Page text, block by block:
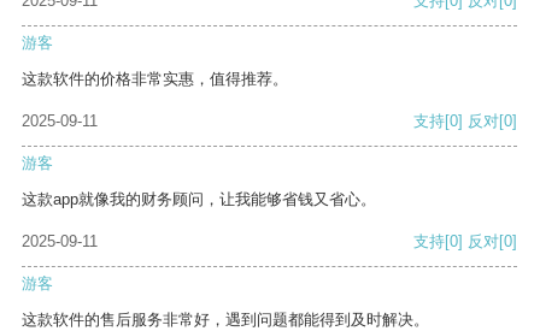
游客
这款软件的价格非常实惠，值得推荐。
2025-09-11 支持[0] 反对[0]
游客
这款app就像我的财务顾问，让我能够省钱又省心。
2025-09-11 支持[0] 反对[0]
游客
这款软件的售后服务非常好，遇到问题都能得到及时解决。